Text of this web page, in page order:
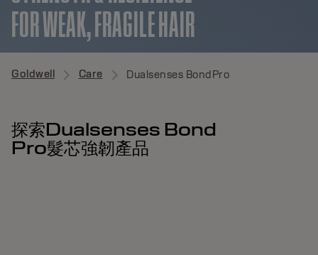
FOR WEAK, FRAGILE HAIR
Goldwell Care Dualsenses BondPro
探索Dualsenses Bond
Pro髮芯強韌產品